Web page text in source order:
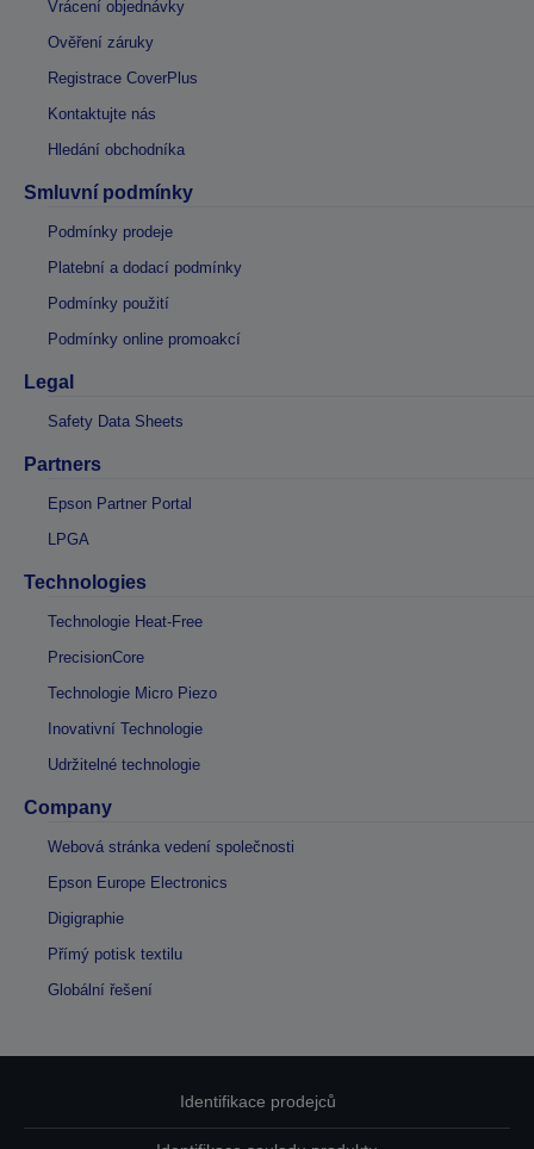
Vrácení objednávky
Ověření záruky
Registrace CoverPlus
Kontaktujte nás
Hledání obchodníka
Smluvní podmínky
Podmínky prodeje
Platební a dodací podmínky
Podmínky použití
Podmínky online promoakcí
Legal
Safety Data Sheets
Partners
Epson Partner Portal
LPGA
Technologies
Technologie Heat-Free
PrecisionCore
Technologie Micro Piezo
Inovativní Technologie
Udržitelné technologie
Company
Webová stránka vedení společnosti
Epson Europe Electronics
Digigraphie
Přímý potisk textilu
Globální řešení
Identifikace prodejců